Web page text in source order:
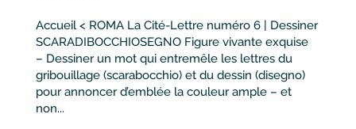
Accueil < ROMA La Cité-Lettre numéro 6 | Dessiner
SCARADIBOCCHIOSEGNO Figure vivante exquise
– Dessiner un mot qui entremêle les lettres du
gribouillage (scarabocchio) et du dessin (disegno)
pour annoncer d’emblée la couleur ample – et
non...